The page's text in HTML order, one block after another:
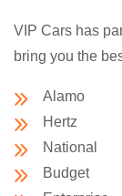
VIP Cars has
bring you the
Alamo
Hertz
National
Budget